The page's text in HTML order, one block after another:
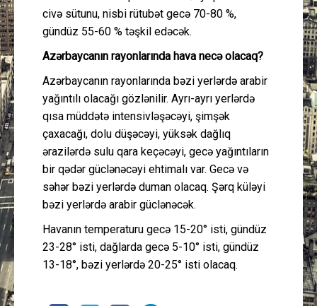
civə sütunu, nisbi rütubət gecə 70-80 %,
gündüz 55-60 % təşkil edəcək.
Azərbaycanın rayonlarında hava necə olacaq?
Azərbaycanın rayonlarında bəzi yerlərdə arabir
yağıntılı olacağı gözlənilir. Ayrı-ayrı yerlərdə
qısa müddətə intensivləşəcəyi, şimşək
çaxacağı, dolu düşəcəyi, yüksək dağlıq
ərazilərdə sulu qara keçəcəyi, gecə yağıntıların
bir qədər güclənəcəyi ehtimalı var. Gecə və
səhər bəzi yerlərdə duman olacaq. Şərq küləyi
bəzi yerlərdə arabir güclənəcək.
Havanın temperaturu gecə 15-20° isti, gündüz
23-28° isti, dağlarda gecə 5-10° isti, gündüz
13-18°, bəzi yerlərdə 20-25° isti olacaq.